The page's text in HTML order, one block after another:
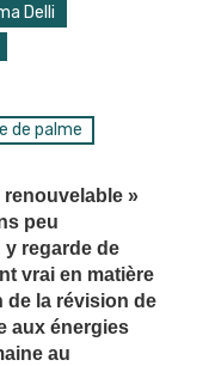
Delli
de palme
renouvelable »
peu
y regarde de
vrai en matière
de la révision de
aux énergies
au